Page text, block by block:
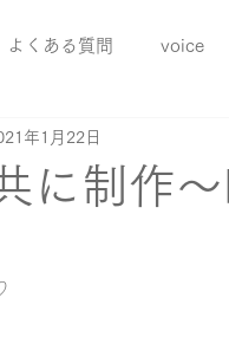
よくある質問 voice
Blog
に制作
年1月22日